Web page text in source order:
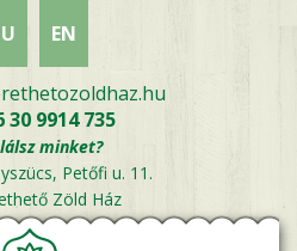
EN
30 9914 735
minket?
Petőfi u. 11.
Zöld Ház